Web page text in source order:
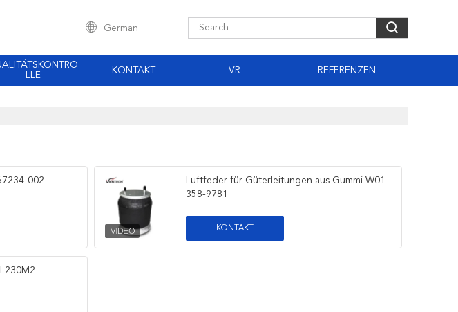
German
LLE
KONTAKT VR REFERENZEN
002
Luftfeder für Güterleitungen aus Gummi W01-
358-9781
KONTAKT